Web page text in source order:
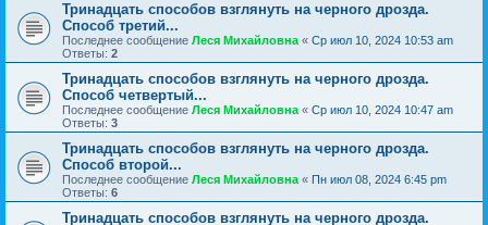
Тринадцать способов взглянуть на черного дрозда.
Способ третий...
Последнее сообщение Леся Михайловна « Ср июл 10, 2024 10:53 am
Ответы: 2
Тринадцать способов взглянуть на черного дрозда.
Способ четвертый...
Последнее сообщение Леся Михайловна « Ср июл 10, 2024 10:47 am
Ответы: 3
Тринадцать способов взглянуть на черного дрозда.
Способ второй...
Последнее сообщение Леся Михайловна « Пн июл 08, 2024 6:45 pm
Ответы: 6
Тринадцать способов взглянуть на черного дрозда.